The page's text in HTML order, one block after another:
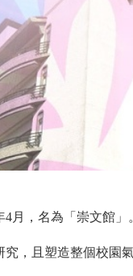
月，名為「崇文館」
，且塑造整個校園